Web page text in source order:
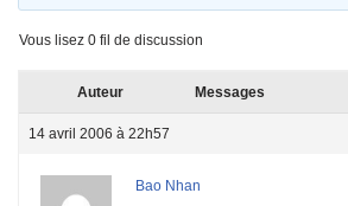
Vous lisez 0 fil de discussion
Auteur Messages
14 avril 2006 à 22h57
Bao Nhan